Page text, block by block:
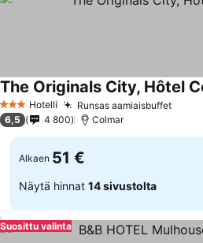
3 Tähtiluokitus
Hotelli Runsas aamiaisbuffet
The Originals City, Hôtel
6,5 4 800 Colmar
Alkaen 51 €
Näytä hinnat 14 sivustolta
Suosittu valinta